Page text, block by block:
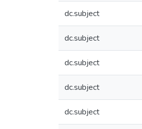
dc.subject
dc.subject
dc.subject
dc.subject
dc.subject